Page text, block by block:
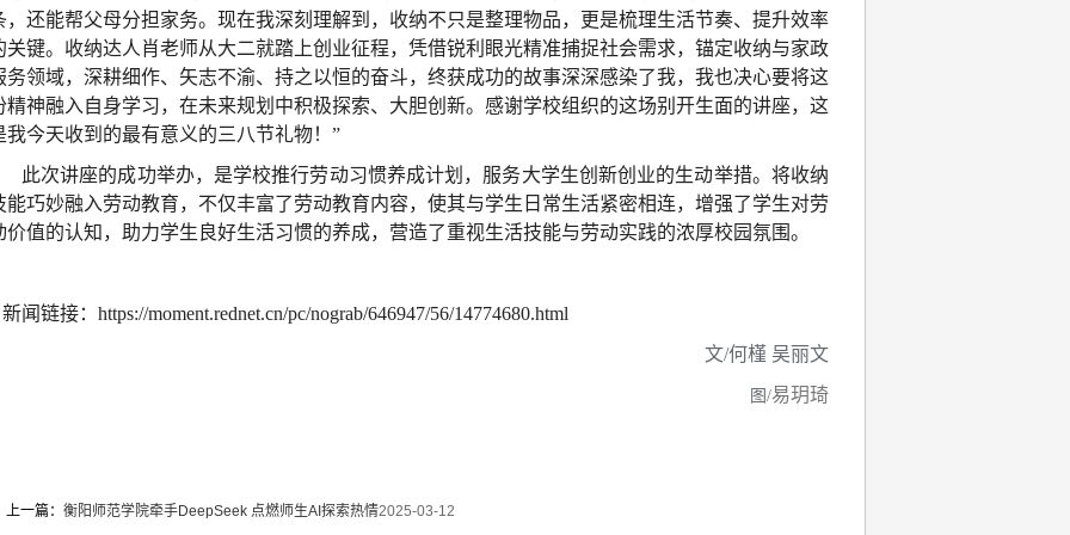
，还能帮父母分担家务。现在我深刻理解到，收纳不只是整理物品，更是梳理生活节奏、提升效率
关键。收纳达人肖老师从大二就踏上创业征程，凭借锐利眼光精准捕捉社会需求，锚定收纳与家政
务领域，深耕细作、矢志不渝、持之以恒的奋斗，终获成功的故事深深感染了我，我也决心要将这
精神融入自身学习，在未来规划中积极探索、大胆创新。感谢学校组织的这场别开生面的讲座，这
我今天收到的最有意义的三八节礼物！”
此次讲座的成功举办，是学校推行劳动习惯养成计划，服务大学生创新创业的生动举措。将收纳
能巧妙融入劳动教育，不仅丰富了劳动教育内容，使其与学生日常生活紧密相连，增强了学生对劳
价值的认知，助力学生良好生活习惯的养成，营造了重视生活技能与劳动实践的浓厚校园氛围。
闻链接：https://moment.rednet.cn/pc/nograb/646947/56/14774680.html
文/何槿 吴丽文
图/易玥琦
上一篇： 衡阳师范学院牵手DeepSeek 点燃师生AI探索热情2025-03-12